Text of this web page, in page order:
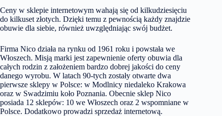
Ceny w sklepie internetowym wahają się od kilkudziesięciu
do kilkuset złotych. Dzięki temu z pewnością każdy znajdzie
obuwie dla siebie, również uwzględniając swój budżet.
Firma Nico działa na rynku od 1961 roku i powstała we
Włoszech. Misją marki jest zapewnienie oferty obuwia dla
całych rodzin z założeniem bardzo dobrej jakości do ceny
danego wyrobu. W latach 90-tych zostały otwarte dwa
pierwsze sklepy w Polsce: w Modlnicy niedaleko Krakowa
oraz w Swadzimiu koło Poznania. Obecnie sklep Nico
posiada 12 sklepów: 10 we Włoszech oraz 2 wspomniane w
Polsce. Dodatkowo prowadzi sprzedaż internetową.